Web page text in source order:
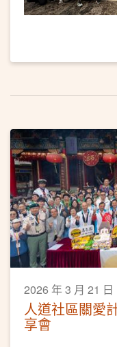
2026 年 3 月 21 日
人道社區關愛
享會